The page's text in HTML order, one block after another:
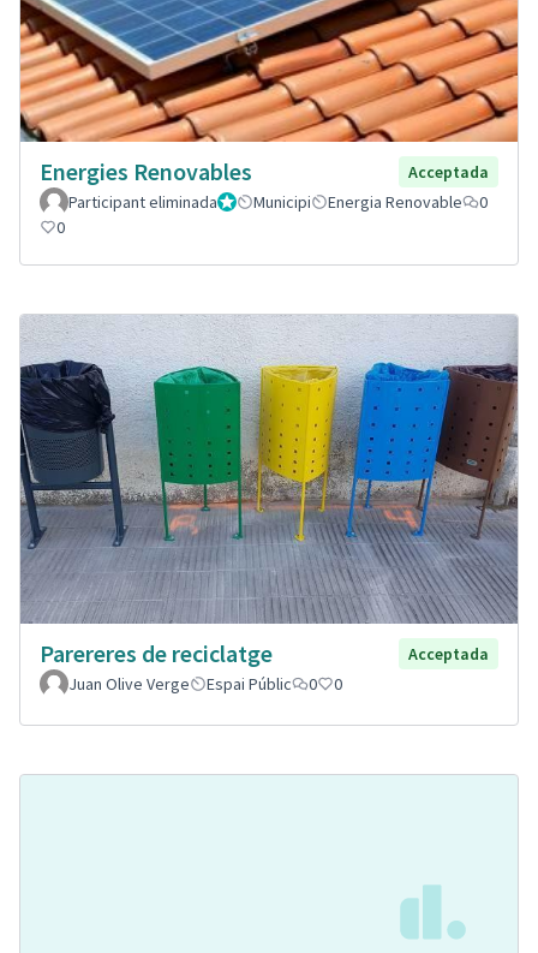
Energies Renovables
Acceptada
Participant eliminadaAdministrador
Municipi Energia Renovable
0
0
Parereres de reciclatge
Acceptada
Juan Olive Verge
Espai Públic 0 0